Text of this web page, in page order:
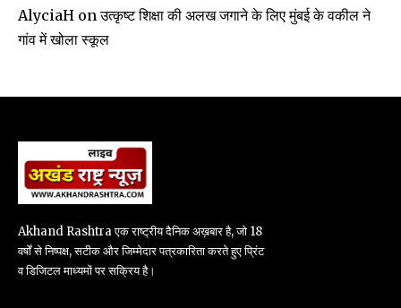
AlyciaH onउत्कृष्ट शिक्षा की अलख जगाने के लिए मुंबई के वकील ने
गांव में खोला स्कूल
Akhand Rashtra एक राष्ट्रीय दैनिक अख़बार है, जो 18
वर्षों से निष्पक्ष, सटीक और जिम्मेदार पत्रकारिता करते हुए प्रिंट
व डिजिटल माध्यमों पर सक्रिय है।